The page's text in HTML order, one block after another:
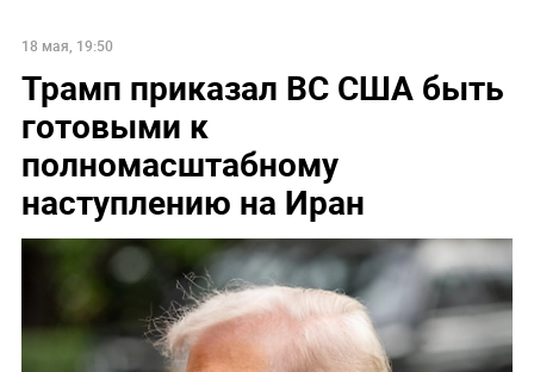
18 мая, 19:50
Трамп приказал ВС США быть
готовыми к
полномасштабному
наступлению на Иран